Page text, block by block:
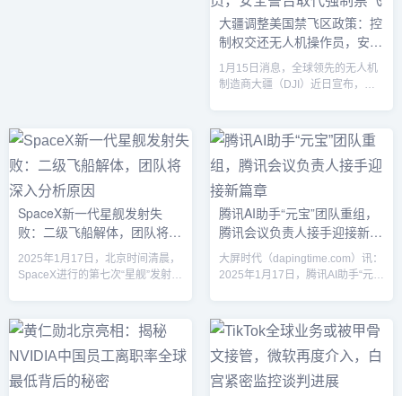
展注入新的动力。1. 首个全球人形
机器人马拉松：智能竞技的新时代
随着人工智能和机器人技术的迅速
限于生产线上的枯燥工作或家庭
生...
大疆调整美国禁飞区政策：控
制权交还无人机操作员，安全
警告取代强制禁飞
1月15日消息，全球领先的无人机
制造商大疆（DJI）近日宣布，已
地理围栏（geofence）直接阻止无
人机起飞或进入敏感区域，而是改
为通过警告系统向飞行员提供安全
提示。这意味着，当无人机接近机
场、军事设施等禁飞区时，系统将
发出警告提醒，而非强制禁止飞
行。此次变化可能会对无人机飞行
这一调整旨在与美国联邦航空管...
SpaceX新一代星舰发射失
败：二级飞船解体，团队将深
入分析原因
2025年1月17日，北京时间清晨，
SpaceX进行的第七次“星舰”发射以
次有效载荷部署并验证多项创新设
计。然而，尽管发射前期进展顺
利，飞船的二级在爬升过程中发生
了故障，并最终解体。成功分离与
“筷子夹火箭”的壮丽场面发射初
腾讯AI助手“元宝”团队重组，
腾讯会议负责人接手迎接新篇
章
大屏时代（dapingtime.com）讯：
2025年1月17日，腾讯AI助手“元
业群（CSIG）。这一重大变动意
味着，曾负责腾讯会议的吴祖榕将
接手“元宝”的产品发展与用户体验
优化工作。“元宝”是腾讯基于其混
元大模型推出的一款智能助手应